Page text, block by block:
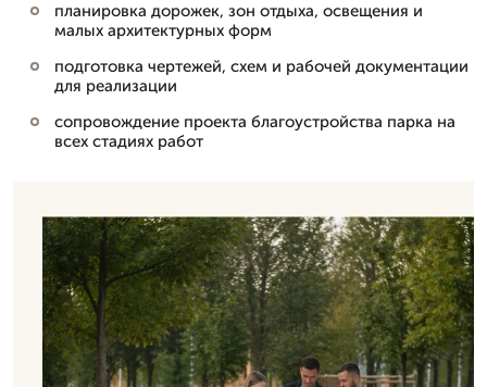
планировка дорожек, зон отдыха, освещения и
малых архитектурных форм
подготовка чертежей, схем и рабочей документации
для реализации
сопровождение проекта благоустройства парка на
всех стадиях работ